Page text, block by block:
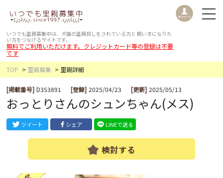
いつでも里親募集中は、犬猫の里親探しをされている方と 飼い主になりた
い方をつなげるサイトです。
無料でご利用いただけます。クレジットカード等の登録は不要
です
TOP
里親募集 里親詳細
[掲載番号] D353891 [登録] 2025/04/23 [更新] 2025/05/13
おっとりさんのシュンちゃん(メス)
ツイート シェア LINEで送る
検討する